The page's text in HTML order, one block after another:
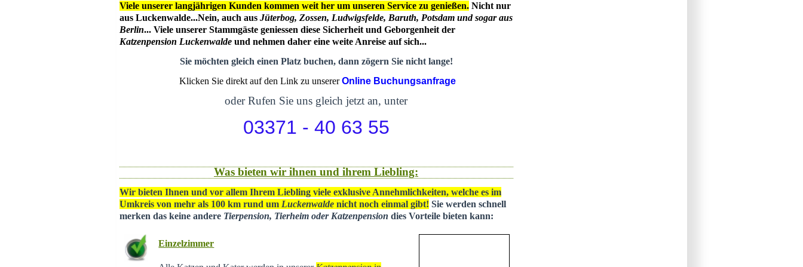
Viele unserer langjährigen Kunden kommen weit her um unseren Service zu genießen.Nicht nur
aus Luckenwalde...Nein, auch aus Jüterbog, Zossen, Ludwigsfelde, Baruth, Potsdam und sogar aus
Berlin... Viele unserer Stammgäste geniessen diese Sicherheit und Geborgenheit der
Katzenpension Luckenwaldeund nehmen daher eine weite Anreise auf sich...
Sie möchten gleich einen Platz buchen, dann zögern Sie nicht lange!
Klicken Sie direkt auf den Link zu unsererOnline Buchungsanfrage
oder Rufen Sie uns gleich jetzt an, unter
03371 - 40 63 55
Was bieten wir ihnen und ihrem Liebling:
Wir bieten Ihnen und vor allem Ihrem Liebling viele exklusive Annehmlichkeiten, welche es im
Umkreis von mehr als 100 km rund um Luckenwaldenicht noch einmal gibt! Sie werden schnell
merken das keine andere Tierpension, Tierheim oder Katzenpension dies Vorteile bieten kann:
Einzelzimmer